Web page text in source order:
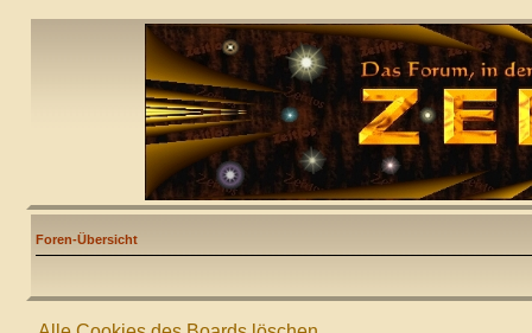
Foren-Übersicht